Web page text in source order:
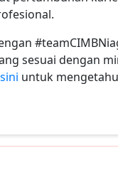
sesuai dengan
untuk